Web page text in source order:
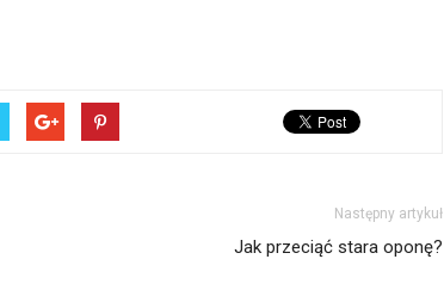
Następny artykuł
Jak przeciąć stara oponę?